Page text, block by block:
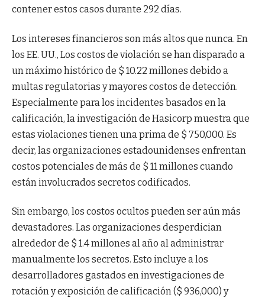
contener estos casos durante 292 días.
Los intereses financieros son más altos que nunca. En
los EE. UU., Los costos de violación se han disparado a
un máximo histórico de $ 10.22 millones debido a
multas regulatorias y mayores costos de detección.
Especialmente para los incidentes basados ​​en la
calificación, la investigación de Hasicorp muestra que
estas violaciones tienen una prima de $ 750,000. Es
decir, las organizaciones estadounidenses enfrentan
costos potenciales de más de $ 11 millones cuando
están involucrados secretos codificados.
Sin embargo, los costos ocultos pueden ser aún más
devastadores. Las organizaciones desperdician
alrededor de $ 1.4 millones al año al administrar
manualmente los secretos. Esto incluye a los
desarrolladores gastados en investigaciones de
rotación y exposición de calificación ($ 936,000) y